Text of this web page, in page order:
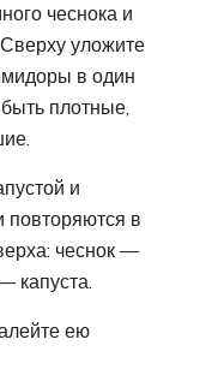
чеснока и
уложите
в один
плотные,
и
повторяются в
чеснок —
капуста.
ею